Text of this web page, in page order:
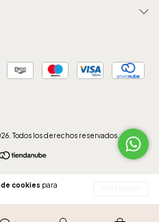
cookies para
Todos los derechos reservados.